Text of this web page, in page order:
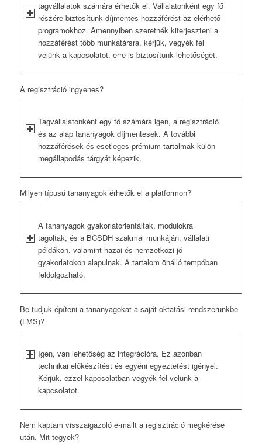
tagvállalatok számára érhetők el. Vállalatonként egy fő
részére biztosítunk díjmentes hozzáférést az elérhető
programokhoz. Amennyiben szeretnék kiterjeszteni a
hozzáférést több munkatársra, kérjük, vegyék fel
velünk a kapcsolatot, erre is biztosítunk lehetőséget.
A regisztráció ingyenes?
Tagvállalatonként egy fő számára igen, a regisztráció
és az alap tananyagok díjmentesek. A további
hozzáférések és esetleges prémium tartalmak külön
megállapodás tárgyát képezik.
Milyen típusú tananyagok érhetők el a platformon?
A tananyagok gyakorlatorientáltak, modulokra
tagoltak, és a BCSDH szakmai munkáján, vállalati
példákon, valamint hazai és nemzetközi jó
gyakorlatokon alapulnak. A tartalom önálló tempóban
feldolgozható.
Be tudjuk építeni a tananyagokat a saját oktatási rendszerünkbe
(LMS)?
Igen, van lehetőség az integrációra. Ez azonban
technikai előkészítést és egyéni egyeztetést igényel.
Kérjük, ezzel kapcsolatban vegyék fel velünk a
kapcsolatot.
Nem kaptam visszaigazoló e-mailt a regisztráció megkérése
után. Mit tegyek?